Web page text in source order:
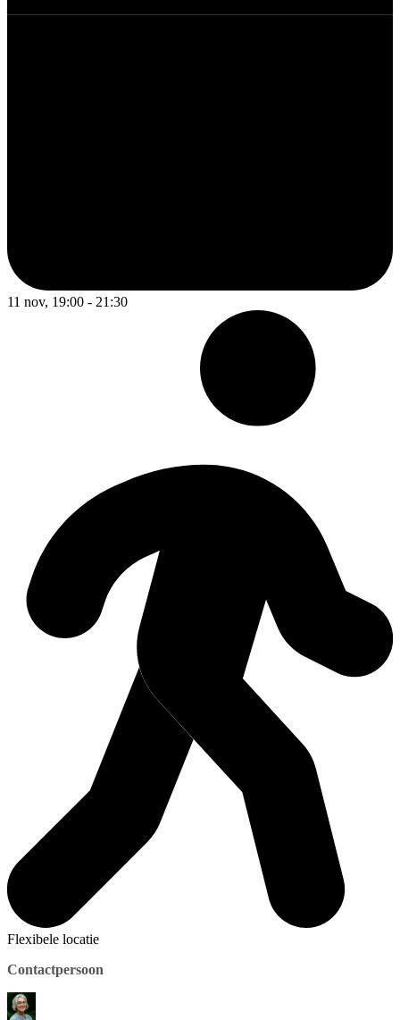
11 nov, 19:00 - 21:30
Flexibele locatie
Contactpersoon